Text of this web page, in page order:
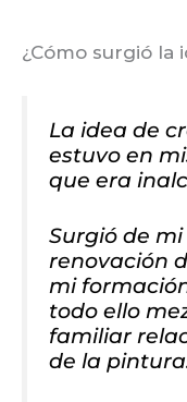
¿Cómo surgió la
La idea de
estuvo en
que era
Surgió de
renovación
mi
todo ello
familiar
de la